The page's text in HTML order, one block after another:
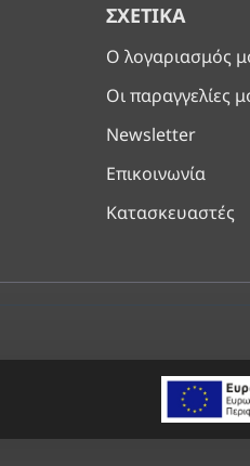
ΣΧΕΤΙΚΆ
Ο λογαριασμός
Οι παραγγελίες
Newsletter
Επικοινωνία
Κατασκευαστές